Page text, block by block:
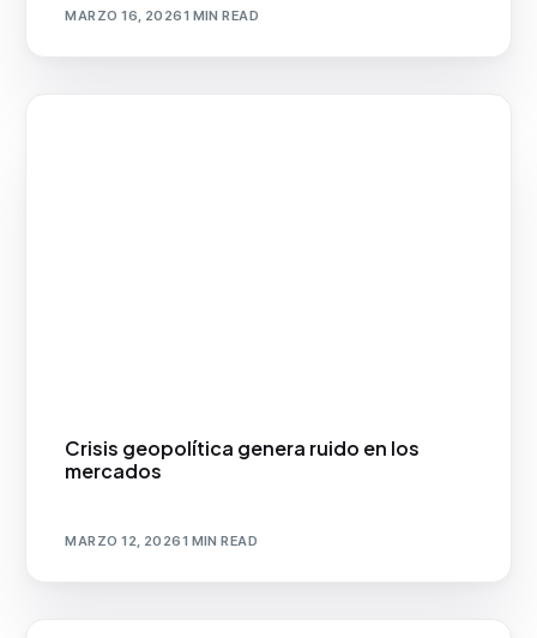
MARZO 16, 20261 MIN READ
Crisis geopolítica genera ruido en los
mercados
MARZO 12, 20261 MIN READ